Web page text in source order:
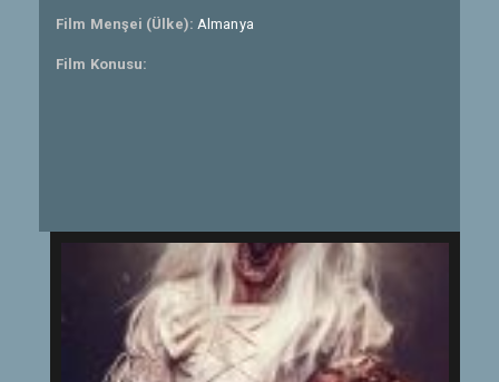
Film Menşei (Ülke): Almanya
Film Konusu: